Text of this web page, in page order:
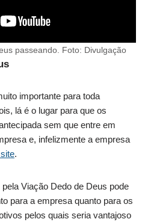
passeando. Foto: Divulgação
importante para toda
lá é o lugar para que os
sem que entre em
e, infelizmente a empresa
.
Viação Dedo de Deus pode
para a empresa quanto para os
pelos quais seria vantajoso